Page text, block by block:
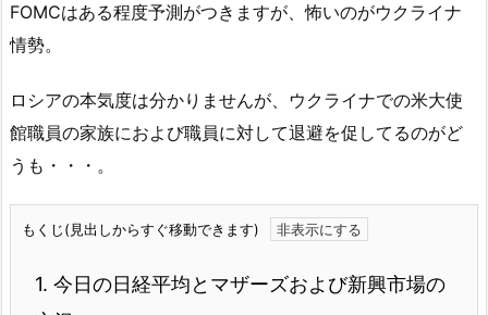
FOMCはある程度予測がつきますが、怖いのがウクライナ
情勢。
ロシアの本気度は分かりませんが、ウクライナでの米大使
館職員の家族におよび職員に対して退避を促してるのがど
うも・・・。
もくじ(見出しからすぐ移動できます)
1. 今日の日経平均とマザーズおよび新興市場の